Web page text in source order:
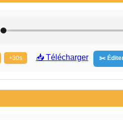
+30s 📥 Télécharger ✂️